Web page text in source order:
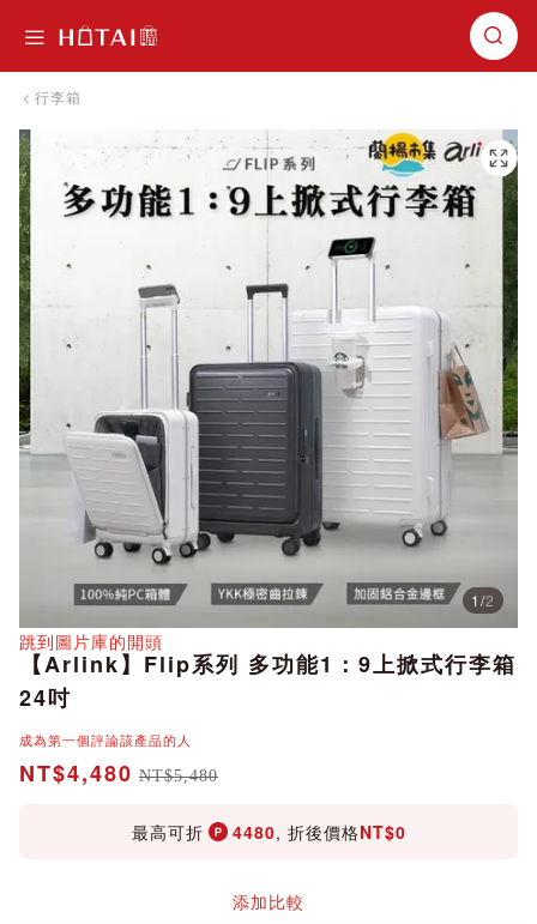
行李箱
跳到圖片庫的末尾
1/2
跳到圖片庫的開頭
分享
【Arlink】Flip系列 多功能1：9上掀式行李箱
24吋
成為第一個評論該產品的人
NT$4,480 NT$5,480
最高可折 4480, 折後價格NT$0
添加比較